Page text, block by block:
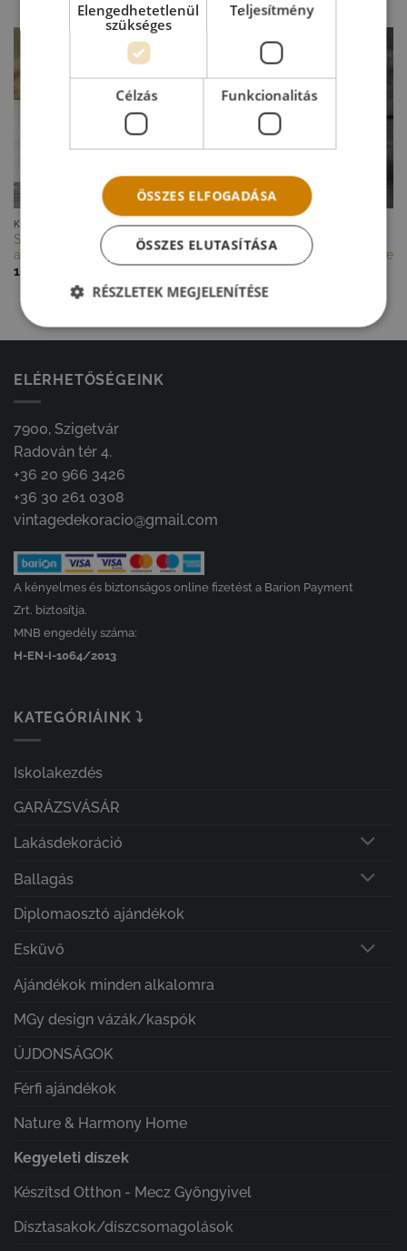
GYORS NÉZET
HAMAROSAN
KÉSZLETEN
KEGYELETI DÍSZEK
Sírdísz LED gyertyával és
angyallal
10 900
GYORS NÉZET
KEGYELETI DÍSZEK
Fagyálló kőkaspó
kövirózsával mindenszentekre
ELÉRHETŐSÉGEINK
7900, Szigetvár
Radován tér 4.
+36 20 966 3426
+36 30 261 0308
vintagedekoracio@gmail.com
A kényelmes és biztonságos online fizetést a Barion Payment
Zrt. biztosítja.
MNB engedély száma:
H-EN-I-1064/2013
KATEGÓRIÁINK ⤵
Iskolakezdés
GARÁZSVÁSÁR
Lakásdekoráció
Ballagás
Diplomaosztó ajándékok
Esküvő
Ajándékok minden alkalomra
MGy design vázák/kaspók
ÚJDONSÁGOK
Férfi ajándékok
Nature & Harmony Home
Kegyeleti díszek
Készítsd Otthon - Mecz Gyöngyivel
Dísztasakok/díszcsomagolások
Elengedhetetlenül
szükséges
Teljesítmény
Célzás Funkcionalitás
ÖSSZES ELFOGADÁSA
ÖSSZES ELUTASÍTÁSA
RÉSZLETEK MEGJELENÍTÉSE